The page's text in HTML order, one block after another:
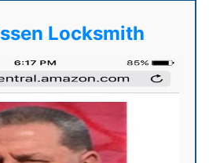
Locksmith